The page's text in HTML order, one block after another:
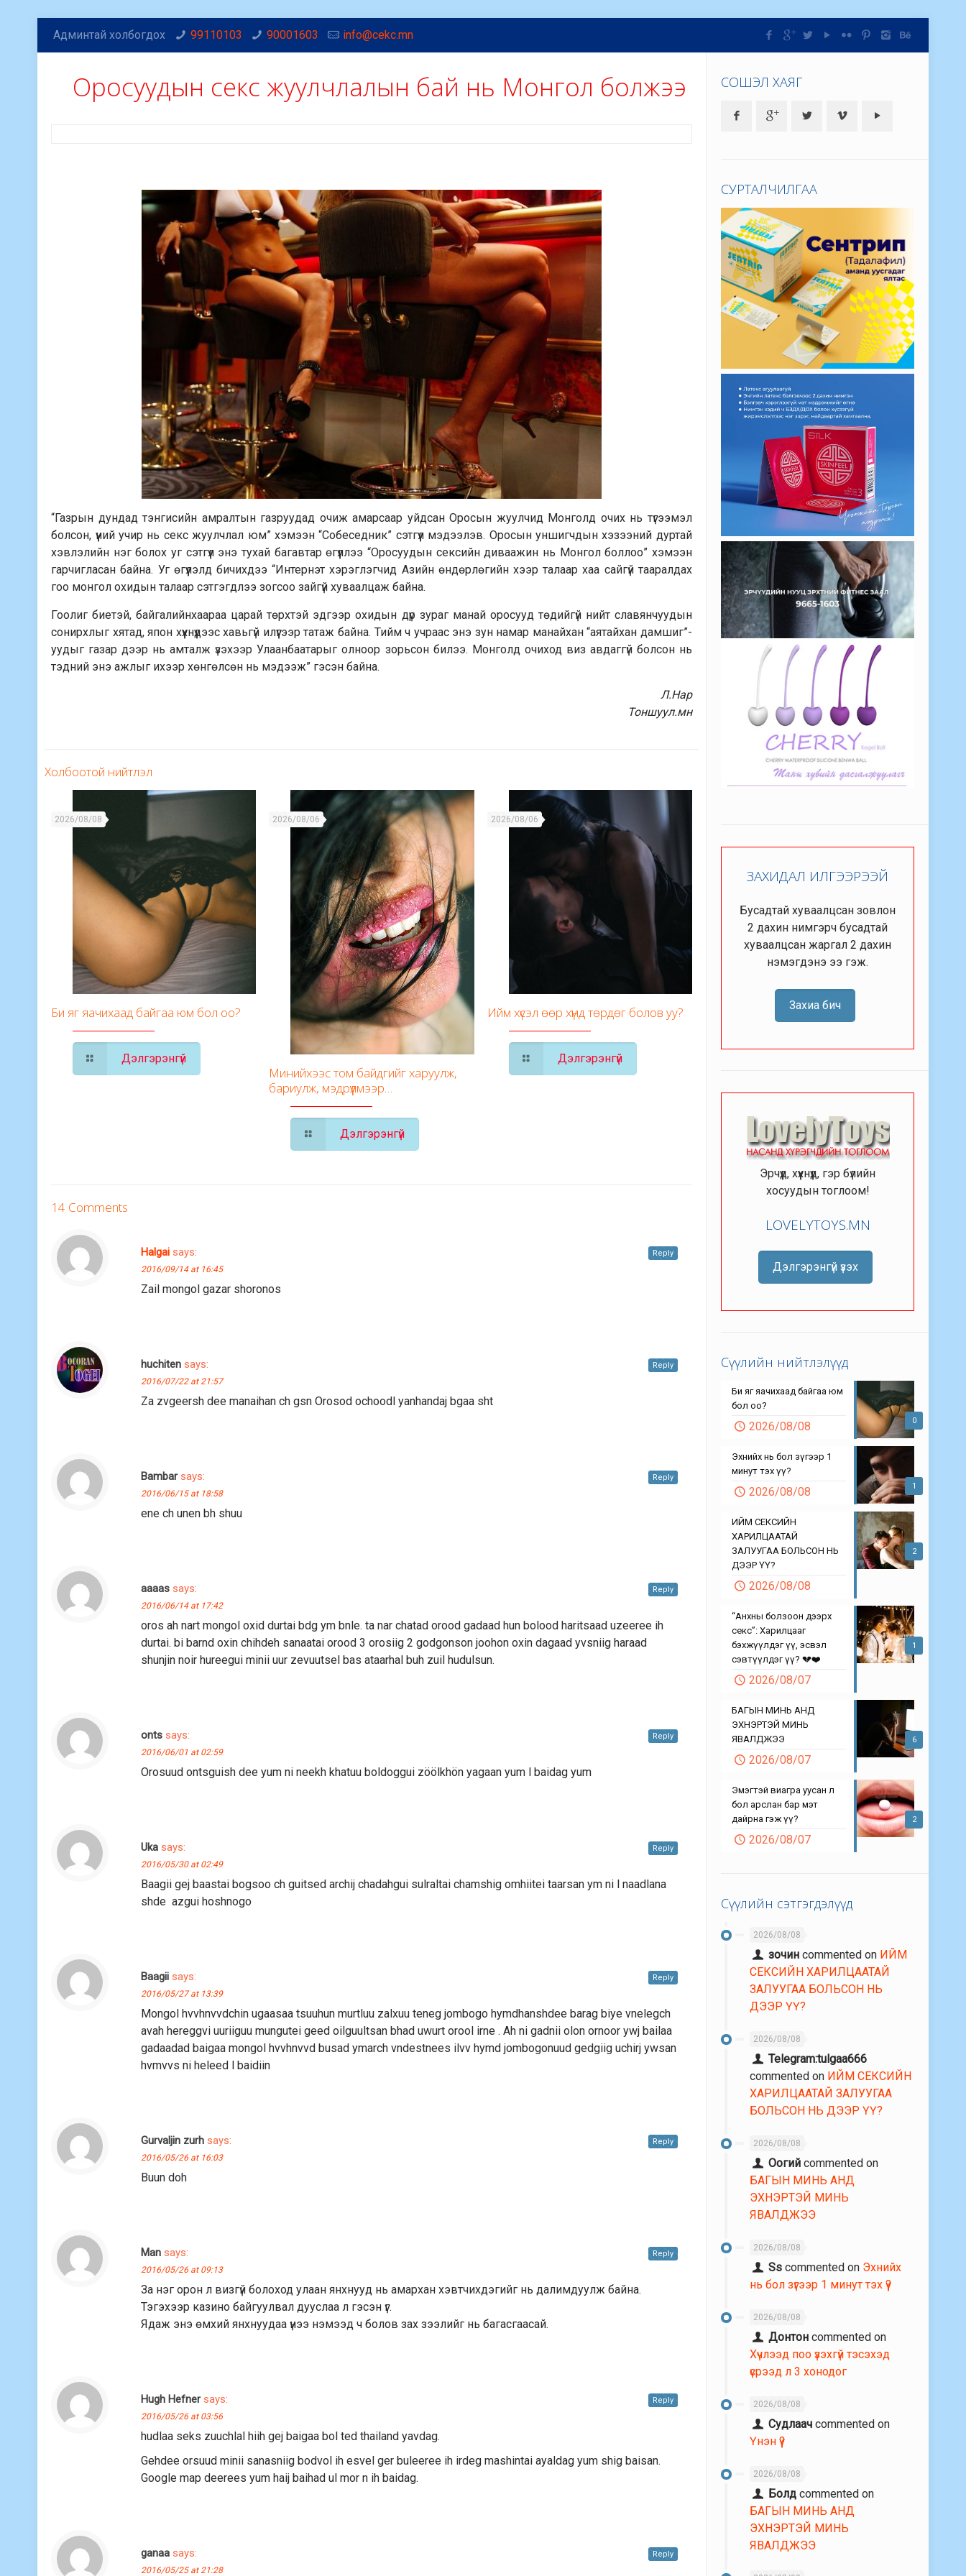
Админтай холбогдох 99110103 90001603 info@cekc.mn
Оросуудын секс жуулчлалын бай нь Монгол болжээ
“Газрын дундад тэнгисийн амралтын газруудад очиж амарсаар уйдсан Оросын жуулчид Монголд очих нь түгээмэл
болсон, үүний учир нь секс жуулчлал юм” хэмээн “Собеседник” сэтгүүл мэдээлэв. Оросын уншигчдын хэзээний дуртай
хэвлэлийн нэг болох уг сэтгүүл энэ тухай багавтар өгүүллээ “Оросуудын сексийн диваажин нь Монгол боллоо” хэмээн
гарчигласан байна. Уг өгүүлэлд бичихдээ “Интернэт хэрэглэгчид Азийн өндөрлөгийн хээр талаар хаа сайгүй тааралдах
гоо монгол охидын талаар сэтгэгдлээ зогсоо зайгүй хуваалцаж байна.
Гоолиг биетэй, байгалийнхаараа царай төрхтэй эдгээр охидын дүр зураг манай оросууд төдийгүй нийт славянчуудын
сонирхлыг хятад, япон хүүхнүүдээс хавьгүй илүүгээр татаж байна. Тийм ч учраас энэ зун намар манайхан “аятайхан дамшиг”-
уудыг газар дээр нь амталж үзэхээр Улаанбаатарыг олноор зорьсон билээ. Монголд очиход виз авдаггүй болсон нь
тэдний энэ ажлыг ихээр хөнгөлсөн нь мэдээж” гэсэн байна.
Л.Нар
Тоншуул.мн
Холбоотой нийтлэл
2026/08/08
Би яг яачихаад байгаа юм бол оо?
Дэлгэрэнгүй
2026/08/06
Минийхээс том байдгийг харуулж,
бариулж, мэдрүүлмээр…
Дэлгэрэнгүй
2026/08/06
Ийм хүсэл өөр хүнд төрдөг болов уу?
Дэлгэрэнгүй
14 Comments
Halgai says:
2016/09/14 at 16:45
Zail mongol gazar shoronos
Reply
huchiten says:
2016/07/22 at 21:57
Za zvgeersh dee manaihan ch gsn Orosod ochoodl yanhandaj bgaa sht
Reply
Bambar says:
2016/06/15 at 18:58
ene ch unen bh shuu
Reply
aaaas says:
2016/06/14 at 17:42
oros ah nart mongol oxid durtai bdg ym bnle. ta nar chatad orood gadaad hun bolood haritsaad uzeeree ih
durtai. bi barnd oxin chihdeh sanaatai orood 3 orosiig 2 godgonson joohon oxin dagaad yvsniig haraad
shunjin noir hureegui minii uur zevuutsel bas ataarhal buh zuil hudulsun.
Reply
onts says:
2016/06/01 at 02:59
Orosuud ontsguish dee yum ni neekh khatuu boldoggui zöölkhön yagaan yum l baidag yum
Reply
Uka says:
2016/05/30 at 02:49
Baagii gej baastai bogsoo ch guitsed archij chadahgui sulraltai chamshig omhiitei taarsan ym ni l naadlana
shde azgui hoshnogo
Reply
Baagii says:
2016/05/27 at 13:39
Mongol hvvhnvvdchin ugaasaa tsuuhun murtluu zalxuu teneg jombogo hymdhanshdee barag biye vnelegch
avah hereggvi uuriiguu mungutei geed oilguultsan bhad uwurt orool irne . Ah ni gadnii olon ornoor ywj bailaa
gadaadad baigaa mongol hvvhnvvd busad ymarch vndestnees ilvv hymd jombogonuud gedgiig uchirj ywsan
hvmvvs ni heleed l baidiin
Reply
Gurvaljin zurh says:
2016/05/26 at 16:03
Buun doh
Reply
Man says:
2016/05/26 at 09:13
За нэг орон л визгүй болоход улаан янхнууд нь амархан хэвтчихдэгийг нь далимдуулж байна.
Тэгэхээр казино байгуулвал дууслаа л гэсэн үг.
Ядаж энэ өмхий янхнуудаа үнээ нэмээд ч болов зах зээлийг нь багасгаасай.
Reply
Hugh Hefner says:
2016/05/26 at 03:56
hudlaa seks zuuchlal hiih gej baigaa bol ted thailand yavdag.
Gehdee orsuud minii sanasniig bodvol ih esvel ger buleeree ih irdeg mashintai ayaldag yum shig baisan.
Google map deerees yum haij baihad ul mor n ih baidag.
Reply
ganaa says:
2016/05/25 at 21:28
Reply
СОШЭЛ ХАЯГ
СУРТАЛЧИЛГАА
ЗАХИДАЛ ИЛГЭЭРЭЭЙ
Бусадтай хуваалцсан зовлон
2 дахин нимгэрч бусадтай
хуваалцсан жаргал 2 дахин
нэмэгдэнэ ээ гэж.
Захиа бич
Эрчүүд, хүүхнүүд, гэр бүлийн
хосуудын тоглоом!
LOVELYTOYS.MN
Дэлгэрэнгүй үзэх
Сүүлийн нийтлэлүүд
0
Би яг яачихаад байгаа юм
бол оо?
2026/08/08
1
Эхнийх нь бол зүгээр 1
минут тэх үү?
2026/08/08
2
ИЙМ СЕКСИЙН
ХАРИЛЦААТАЙ
ЗАЛУУГАА БОЛЬСОН НЬ
ДЭЭР ҮҮ?
2026/08/08
1
“Анхны болзоон дээрх
секс”: Харилцааг
бэхжүүлдэг үү, эсвэл
сэвтүүлдэг үү? 💔❤️
2026/08/07
6
БАГЫН МИНЬ АНД
ЭХНЭРТЭЙ МИНЬ
ЯВАЛДЖЭЭ
2026/08/07
2
Эмэгтэй виагра уусан л
бол арслан бар мэт
дайрна гэж үү?
2026/08/07
Сүүлийн сэтгэгдэлүүд
2026/08/08
зочин commented on ИЙМ
СЕКСИЙН ХАРИЛЦААТАЙ
ЗАЛУУГАА БОЛЬСОН НЬ
ДЭЭР ҮҮ?
2026/08/08
Telegram:tulgaa666
commented on ИЙМ СЕКСИЙН
ХАРИЛЦААТАЙ ЗАЛУУГАА
БОЛЬСОН НЬ ДЭЭР ҮҮ?
2026/08/08
Оогий commented on
БАГЫН МИНЬ АНД
ЭХНЭРТЭЙ МИНЬ
ЯВАЛДЖЭЭ
2026/08/08
Ss commented on Эхнийх
нь бол зүгээр 1 минут тэх үү?
2026/08/08
Донтон commented on
Хүчлээд поо үзэхгүй тэсэхэд
үсрээд л 3 хонодог
2026/08/08
Судлаач commented on
Үнэн үү?
2026/08/08
Болд commented on
БАГЫН МИНЬ АНД
ЭХНЭРТЭЙ МИНЬ
ЯВАЛДЖЭЭ